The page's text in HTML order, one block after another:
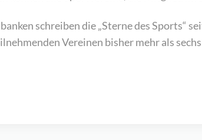
schreiben die „Sterne des Sports“
Vereinen bisher mehr als